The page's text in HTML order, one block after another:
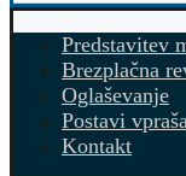
Predstavitev
Brezplačna
Oglaševanje
Postavi
Kontakt